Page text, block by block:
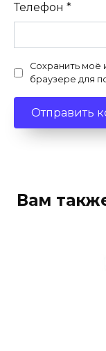
Телефон *
Сохранить моё
браузере для
Вам